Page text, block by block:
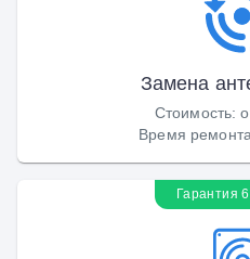
Замена
Стоимость:
Время ремонта
Гарантия